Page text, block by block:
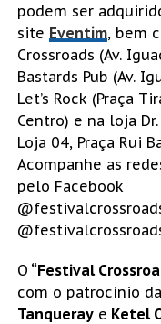
podem ser
site Eventim, bem
Crossroads (Av.
Bastards Pub (Av.
Let’s Rock (Praça
Centro) e na loja
Loja 04, Praça Rui
Acompanhe as
pelo Facebook
O “Festival
com o patrocínio da
Tanqueraye Ketel